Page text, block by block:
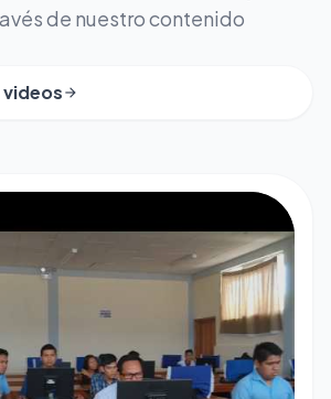
de nuestro contenido
arrow_forward